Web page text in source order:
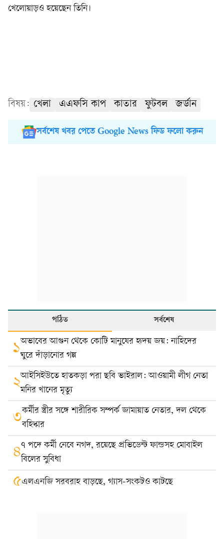
খেলোয়াড়ও হয়েছেন তিনি।
বিষয়: খেলা এএফসি কাপ কাতার ফুটবল জর্ডান
সর্বশেষ খবর পেতে Google News ফিড ফলো করুন
পঠিত সর্বশেষ
১অভাবের আগুন থেকে কোটি মানুষের হৃদয় জয়: নাহিদের
ঘুরে দাঁড়ানোর গল্প
২আইসিইউতে হাতকড়া পরা ছবি ভাইরাল: আওয়ামী লীগ নেতা
মনির খানের মৃত্যু
৩কর্মীর স্ত্রীর সঙ্গে শারীরিক সম্পর্ক জামায়াত নেতার, দল থেকে
বহিষ্কার
৪৭ পদে কর্মী নেবে নগদ, রয়েছে প্রভিডেন্ট ফান্ডসহ মোবাইল
বিলের সুবিধা
৫এলএনজি সরবরাহ বাড়ছে, গ্যাস-সংকটও কাটছে